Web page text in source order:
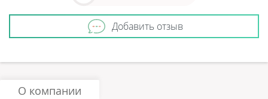
Добавить отзыв
О компании